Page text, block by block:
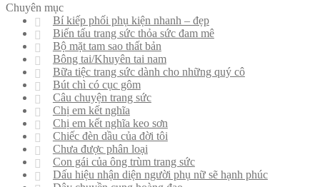
Chuyên mục
Bí kiếp phối phụ kiện nhanh – đẹp
Biến tấu trang sức thỏa sức đam mê
Bộ mặt tam sao thất bản
Bông tai/Khuyên tai nam
Bữa tiệc trang sức dành cho những quý cô
Bút chì có cục gôm
Câu chuyện trang sức
Chị em kết nghĩa
Chị em kết nghĩa keo sơn
Chiếc đèn dầu của đời tôi
Chưa được phân loại
Con gái của ông trùm trang sức
Dấu hiệu nhận diện người phụ nữ sẽ hạnh phúc